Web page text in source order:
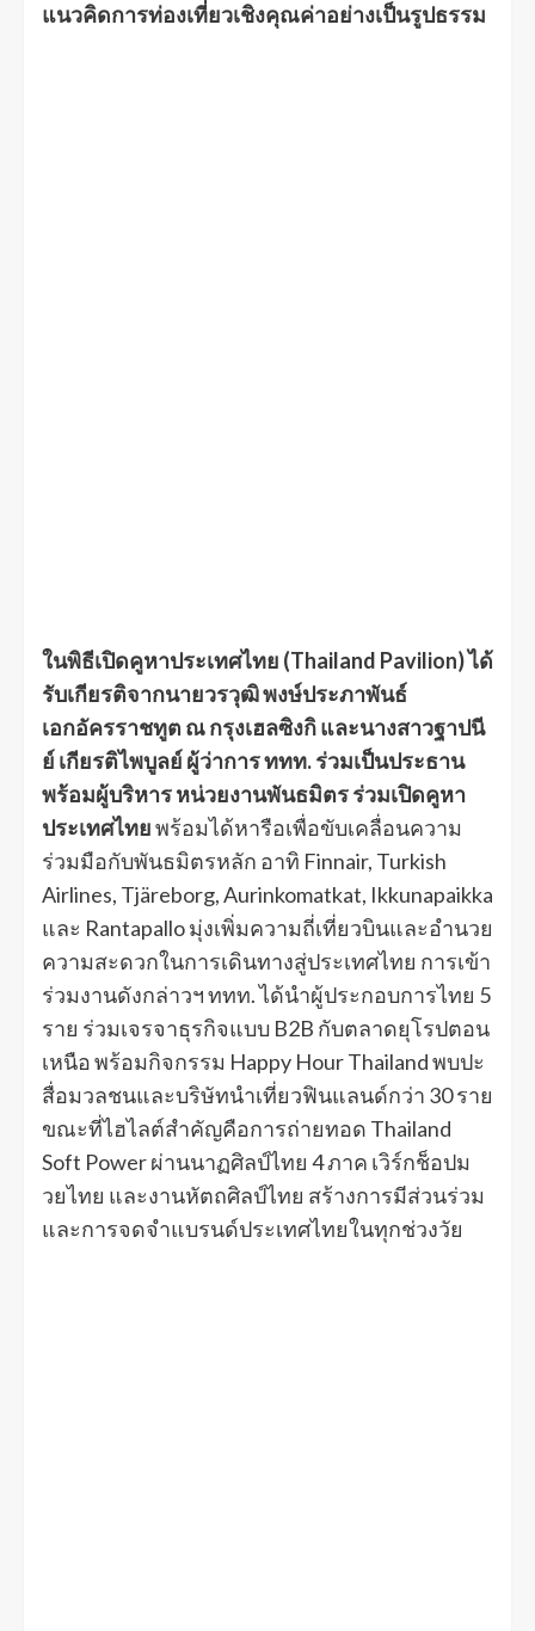
แนวคิดการท่องเที่ยวเชิงคุณค่าอย่างเป็นรูปธรรม
ในพิธีเปิดคูหาประเทศไทย (Thailand Pavilion) ได้
รับเกียรติจากนายวรวุฒิ พงษ์ประภาพันธ์
เอกอัครราชทูต ณ กรุงเฮลซิงกิ และนางสาวฐาปนี
ย์ เกียรติไพบูลย์ ผู้ว่าการ ททท. ร่วมเป็นประธาน
พร้อมผู้บริหาร หน่วยงานพันธมิตร ร่วมเปิดคูหา
ประเทศไทยพร้อมได้หารือเพื่อขับเคลื่อนความ
ร่วมมือกับพันธมิตรหลัก อาทิ Finnair, Turkish
Airlines, Tjäreborg, Aurinkomatkat, Ikkunapaikka
และ Rantapallo มุ่งเพิ่มความถี่เที่ยวบินและอำนวย
ความสะดวกในการเดินทางสู่ประเทศไทย การเข้า
ร่วมงานดังกล่าวฯ ททท. ได้นำผู้ประกอบการไทย 5
ราย ร่วมเจรจาธุรกิจแบบ B2B กับตลาดยุโรปตอน
เหนือ พร้อมกิจกรรม Happy Hour Thailand พบปะ
สื่อมวลชนและบริษัทนำเที่ยวฟินแลนด์กว่า 30 ราย
ขณะที่ไฮไลต์สำคัญคือการถ่ายทอด Thailand
Soft Power ผ่านนาฏศิลป์ไทย 4 ภาค เวิร์กช็อปม
วยไทย และงานหัตถศิลป์ไทย สร้างการมีส่วนร่วม
และการจดจำแบรนด์ประเทศไทยในทุกช่วงวัย